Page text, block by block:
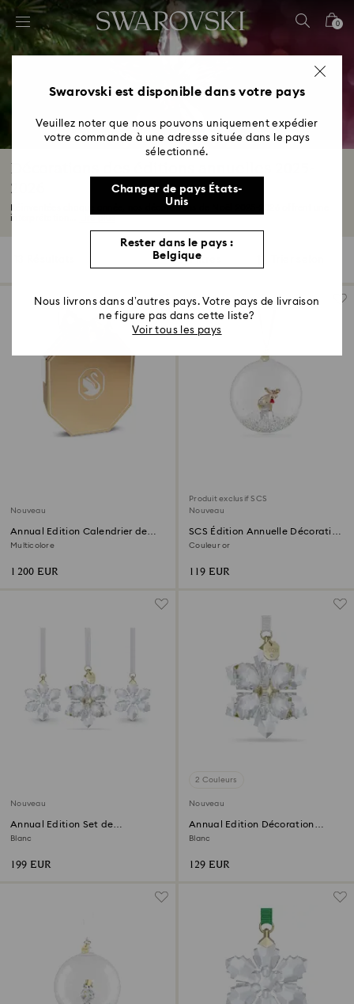
Accesskeys list
0 - Header
2 - Footer
4 - Search results
0
Décorations des éditions annuelles 2025-
2026
Réinventées chaque année, nos décorations de Noël 2025-2026 offrent une
interprétation...
Filtres
Nouveau
Annual Edition Calendrier de
l’Avent 2026
Multicolore
1 200 EUR
Produit exclusif SCS
Nouveau
SCS Édition Annuelle Décoration
Boule 2026
Couleur or
119 EUR
Nouveau
Annual Edition Set de
Décorations 3D 2026
Blanc
199 EUR
2 Couleurs
Nouveau
Annual Edition Décoration
3D 2026
Blanc
129 EUR
Swarovski est disponible dans votre pays
Veuillez noter que nous pouvons uniquement expédier
votre commande à une adresse située dans le pays
sélectionné.
Changer de pays États-
Unis
Rester dans le pays :
Belgique
Nous livrons dans d’autres pays. Votre pays de livraison
ne figure pas dans cette liste?
Voir tous les pays